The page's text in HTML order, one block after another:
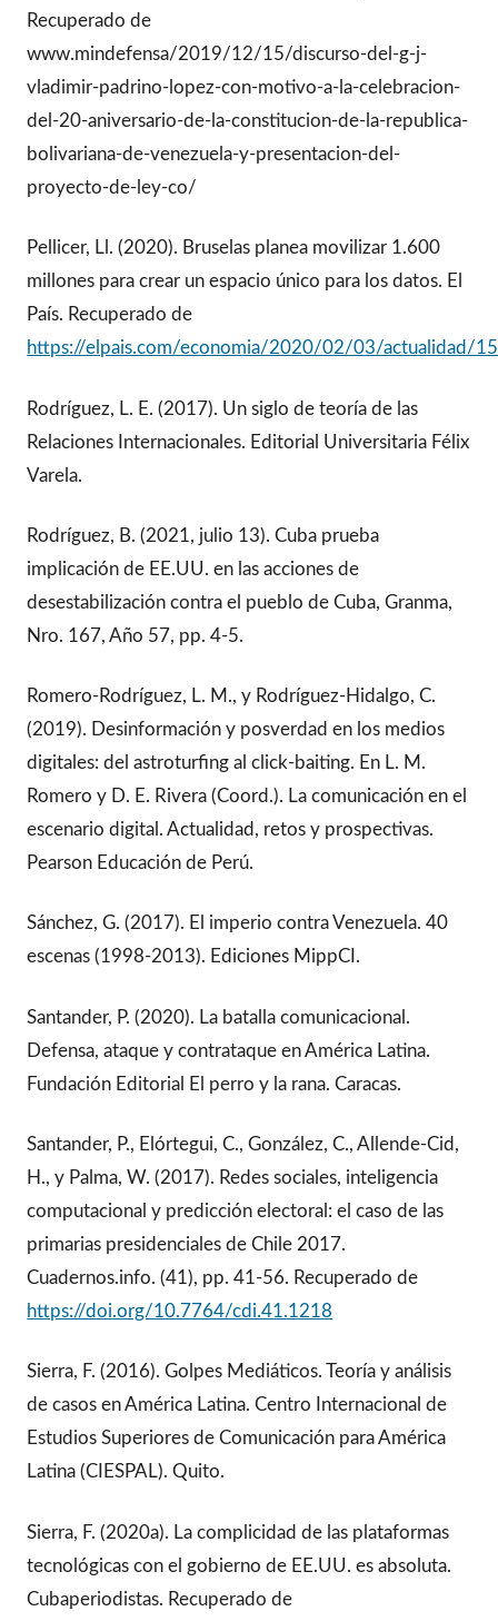
Recuperado de
www.mindefensa/2019/12/15/discurso-del-g-j-
vladimir-padrino-lopez-con-motivo-a-la-celebracion-
del-20-aniversario-de-la-constitucion-de-la-republica-
bolivariana-de-venezuela-y-presentacion-del-
proyecto-de-ley-co/
Pellicer, Ll. (2020). Bruselas planea movilizar 1.600
millones para crear un espacio único para los datos. El
País. Recuperado de
https://elpais.com/economia/2020/02/03/actualidad/
Rodríguez, L. E. (2017). Un siglo de teoría de las
Relaciones Internacionales. Editorial Universitaria Félix
Varela.
Rodríguez, B. (2021, julio 13). Cuba prueba
implicación de EE.UU. en las acciones de
desestabilización contra el pueblo de Cuba, Granma,
Nro. 167, Año 57, pp. 4-5.
Romero-Rodríguez, L. M., y Rodríguez-Hidalgo, C.
(2019). Desinformación y posverdad en los medios
digitales: del astroturfing al click-baiting. En L. M.
Romero y D. E. Rivera (Coord.). La comunicación en el
escenario digital. Actualidad, retos y prospectivas.
Pearson Educación de Perú.
Sánchez, G. (2017). El imperio contra Venezuela. 40
escenas (1998-2013). Ediciones MippCI.
Santander, P. (2020). La batalla comunicacional.
Defensa, ataque y contrataque en América Latina.
Fundación Editorial El perro y la rana. Caracas.
Santander, P., Elórtegui, C., González, C., Allende-Cid,
H., y Palma, W. (2017). Redes sociales, inteligencia
computacional y predicción electoral: el caso de las
primarias presidenciales de Chile 2017.
Cuadernos.info. (41), pp. 41-56. Recuperado de
https://doi.org/10.7764/cdi.41.1218
Sierra, F. (2016). Golpes Mediáticos. Teoría y análisis
de casos en América Latina. Centro Internacional de
Estudios Superiores de Comunicación para América
Latina (CIESPAL). Quito.
Sierra, F. (2020a). La complicidad de las plataformas
tecnológicas con el gobierno de EE.UU. es absoluta.
Cubaperiodistas. Recuperado de